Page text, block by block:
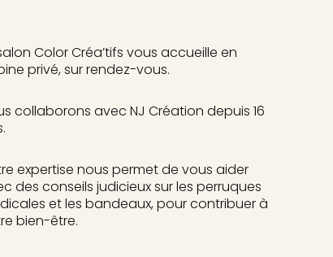
Color Créa’tifs vous accueille en
privé, sur rendez-vous.
collaborons avec NJ Création depuis 16
expertise nous permet de vous aider
des conseils judicieux sur les perruques
et les bandeaux, pour contribuer à
bien-être.